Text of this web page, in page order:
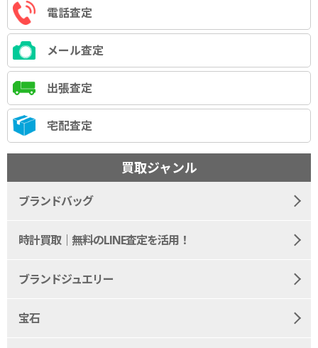
電話査定
メール査定
出張査定
宅配査定
買取ジャンル
ブランドバッグ
時計買取｜無料のLINE査定を活用！
ブランドジュエリー
宝石